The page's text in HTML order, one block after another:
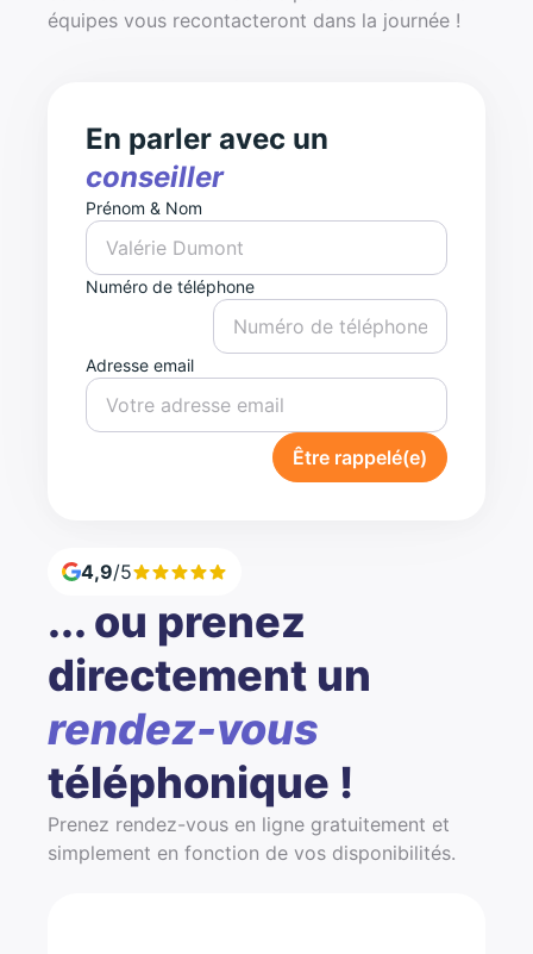
équipes vous recontacteront dans la journée !
En parler avec un
conseiller
Prénom & Nom
Numéro de téléphone
Adresse email
Être rappelé(e)
4,9/5
... ou prenez
directement un
rendez-vous
téléphonique !
Prenez rendez-vous en ligne gratuitement et
simplement en fonction de vos disponibilités.